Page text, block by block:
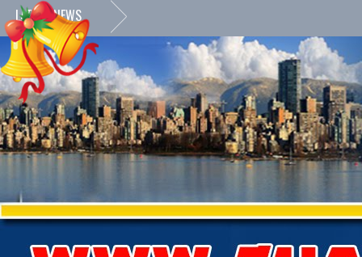
LATEST NEWS